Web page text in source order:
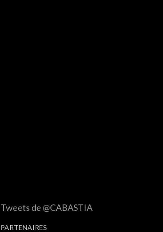
Tweets de @CABASTIA
PARTENAIRES